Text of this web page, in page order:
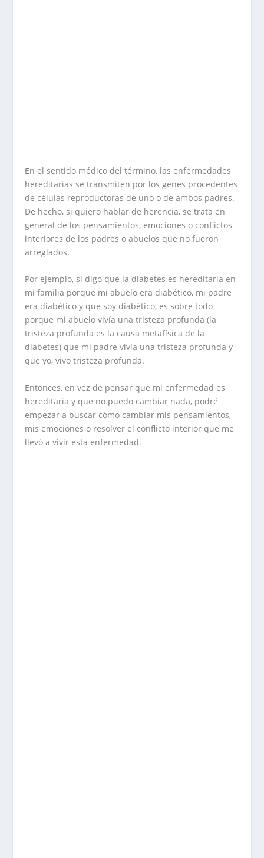
En el sentido médico del término, las enfermedades
hereditarias se transmiten por los genes procedentes
de células reproductoras de uno o de ambos padres.
De hecho, si quiero hablar de herencia, se trata en
general de los pensamientos, emociones o conflictos
interiores de los padres o abuelos que no fueron
arreglados.
Por ejemplo, si digo que la diabetes es hereditaria en
mi familia porque mi abuelo era diabético, mi padre
era diabético y que soy diabético, es sobre todo
porque mi abuelo vivía una tristeza profunda (la
tristeza profunda es la causa metafísica de la
diabetes) que mi padre vivía una tristeza profunda y
que yo, vivo tristeza profunda.
Entonces, en vez de pensar que mi enfermedad es
hereditaria y que no puedo cambiar nada, podré
empezar a buscar cómo cambiar mis pensamientos,
mis emociones o resolver el conflicto interior que me
llevó a vivir esta enfermedad.